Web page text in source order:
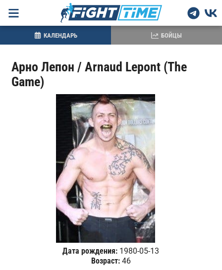
Арно Лепон / Arnaud Lepont (The
Game)
Дата рождения: 1980-05-13
Возраст:46
КАЛЕНДАРЬ БОЙЦЫ